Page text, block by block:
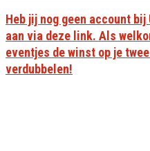
Heb jij nog geen account
aan via deze link. Als
eventjes de winst op je
verdubbelen!